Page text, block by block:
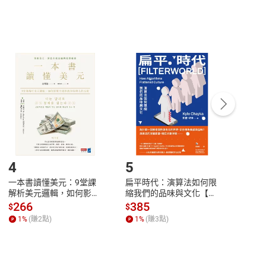
點選「瀏覽訂單明細」 「申請取消訂單/退
貨。
付款方式
Payment
完成訂單
Complete
號，下載書籍後看書
4
一本書讀懂美元：9堂課
解析美元邏輯，如何影響
全球經濟和每個人的投資
【電子書】
$266
1% (賺2點)
5
扁平時代：演算法如何限
縮我們的品味與文化【電
子書】
$385
1% (賺3點)